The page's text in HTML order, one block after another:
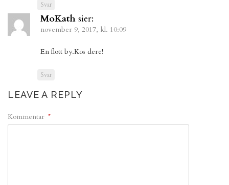
Svar
MoKath sier:
november 9, 2017, kl. 10:09
En flott by.Kos dere!
Svar
LEAVE A REPLY
Kommentar *